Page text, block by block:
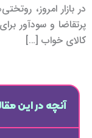
در بازار امروز،
پرتقاضا و سودآور
کالای خواب […]
آنچه در این